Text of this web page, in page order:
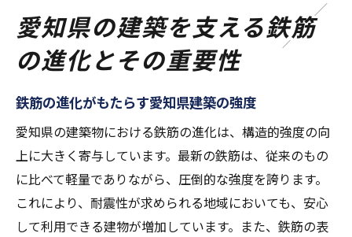
最新鉄筋技術で実現する愛知県建築の未来
愛知県で進化する最新鉄筋技術の展望
愛知県の建築デザインにおける鉄筋の未来
鉄筋技術革新がもたらす建築の変化
愛知県の建築に新しい価値を提供する鉄筋
技術
次世代の鉄筋技術が描く愛知県の未来
愛知県の建築を支える鉄筋
の進化とその重要性
鉄筋の進化がもたらす愛知県建築の強度
愛知県の建築物における鉄筋の進化は、構造的強度の向
上に大きく寄与しています。最新の鉄筋は、従来のもの
に比べて軽量でありながら、圧倒的な強度を誇ります。
これにより、耐震性が求められる地域においても、安心
して利用できる建物が増加しています。また、鉄筋の表